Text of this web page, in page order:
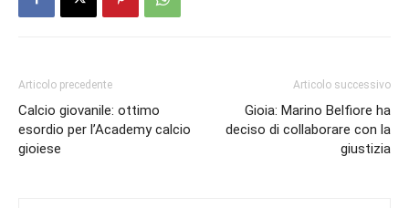
Articolo precedente
Calcio giovanile: ottimo
esordio per l’Academy calcio
gioiese
Articolo successivo
Gioia: Marino Belfiore ha
deciso di collaborare con la
giustizia